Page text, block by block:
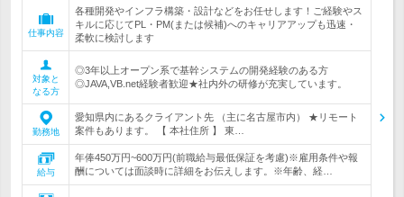
仕事内容
各種開発やインフラ構築・設計などをお任せします！ご経験やス
キルに応じてPL・PM(または候補)へのキャリアアップも迅速・
柔軟に検討します
対象と
なる方
◎3年以上オープン系で基幹システムの開発経験のある方
◎JAVA,VB.net経験者歓迎★社内外の研修が充実しています。
勤務地
愛知県内にあるクライアント先 （主に名古屋市内） ★リモート
案件もあります。 【 本社住所 】 東…
給与
年俸450万円~600万円(前職給与最低保証を考慮)※雇用条件や報
酬については面談時に詳細をお伝えします。※年齢、経…